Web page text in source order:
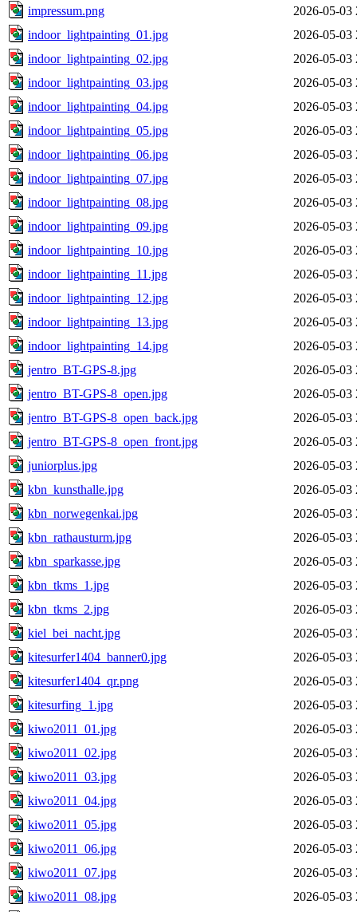
impressum.png
2026-05-03
indoor_lightpainting_01.jpg
2026-05-03
indoor_lightpainting_02.jpg
2026-05-03
indoor_lightpainting_03.jpg
2026-05-03
indoor_lightpainting_04.jpg
2026-05-03
indoor_lightpainting_05.jpg
2026-05-03
indoor_lightpainting_06.jpg
2026-05-03
indoor_lightpainting_07.jpg
2026-05-03
indoor_lightpainting_08.jpg
2026-05-03
indoor_lightpainting_09.jpg
2026-05-03
indoor_lightpainting_10.jpg
2026-05-03
indoor_lightpainting_11.jpg
2026-05-03
indoor_lightpainting_12.jpg
2026-05-03
indoor_lightpainting_13.jpg
2026-05-03
indoor_lightpainting_14.jpg
2026-05-03
jentro_BT-GPS-8.jpg
2026-05-03
jentro_BT-GPS-8_open.jpg
2026-05-03
jentro_BT-GPS-8_open_back.jpg
2026-05-03
jentro_BT-GPS-8_open_front.jpg
2026-05-03
juniorplus.jpg
2026-05-03
kbn_kunsthalle.jpg
2026-05-03
kbn_norwegenkai.jpg
2026-05-03
kbn_rathausturm.jpg
2026-05-03
kbn_sparkasse.jpg
2026-05-03
kbn_tkms_1.jpg
2026-05-03
kbn_tkms_2.jpg
2026-05-03
kiel_bei_nacht.jpg
2026-05-03
kitesurfer1404_banner0.jpg
2026-05-03
kitesurfer1404_qr.png
2026-05-03
kitesurfing_1.jpg
2026-05-03
kiwo2011_01.jpg
2026-05-03
kiwo2011_02.jpg
2026-05-03
kiwo2011_03.jpg
2026-05-03
kiwo2011_04.jpg
2026-05-03
kiwo2011_05.jpg
2026-05-03
kiwo2011_06.jpg
2026-05-03
kiwo2011_07.jpg
2026-05-03
kiwo2011_08.jpg
2026-05-03